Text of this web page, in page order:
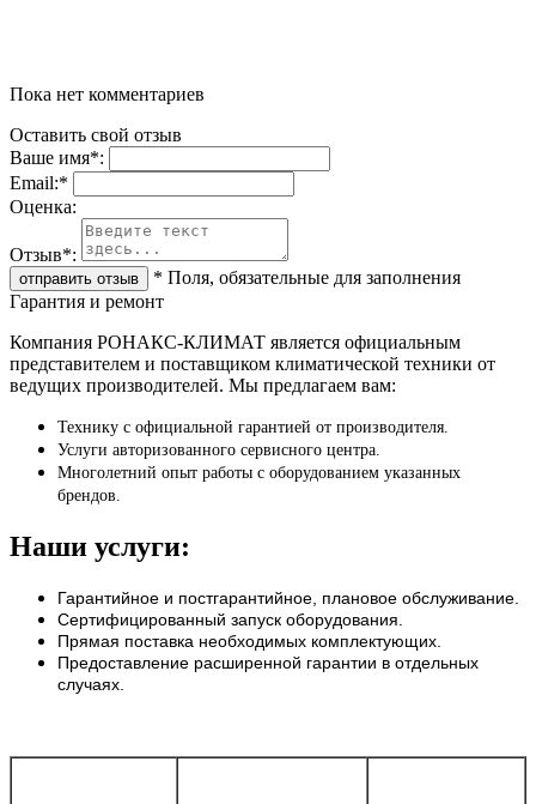
Пока нет комментариев
Оставить свой отзыв
Ваше имя*:
Email:*
Oценка:
Отзыв*:
* Поля, обязательные для заполнения
Гарантия и ремонт
Компания РОНАКС-КЛИМАТ является официальным
представителем и поставщиком климатической техники от
ведущих производителей. Мы предлагаем вам:
Технику с официальной гарантией от производителя.
Услуги авторизованного сервисного центра.
Многолетний опыт работы с оборудованием указанных
брендов.
Наши услуги:
Гарантийное и постгарантийное, плановое обслуживание.
Сертифицированный запуск оборудования.
Прямая поставка необходимых комплектующих.
Предоставление расширенной гарантии в отдельных
случаях.